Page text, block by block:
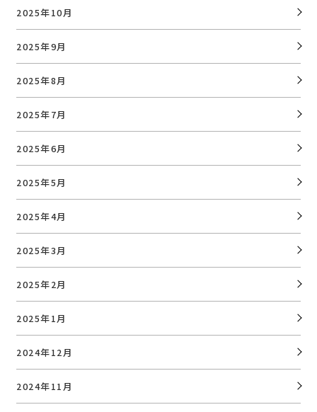
2025年10月
2025年9月
2025年8月
2025年7月
2025年6月
2025年5月
2025年4月
2025年3月
2025年2月
2025年1月
2024年12月
2024年11月